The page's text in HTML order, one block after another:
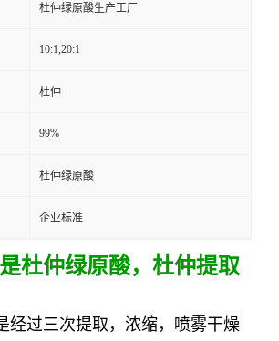
杜仲绿原酸生产工厂
10:1,20:1
杜仲
99%
杜仲绿原酸
企业标准
杜仲绿原酸，杜仲提取
经过三次提取，浓缩，喷雾干燥